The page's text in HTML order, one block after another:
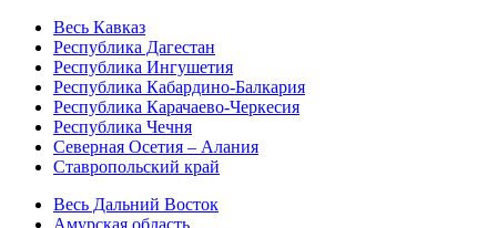
Весь Кавказ
Республика Дагестан
Республика Ингушетия
Республика Кабардино-Балкария
Республика Карачаево-Черкесия
Республика Чечня
Северная Осетия – Алания
Ставропольский край
Весь Дальний Восток
Амурская область